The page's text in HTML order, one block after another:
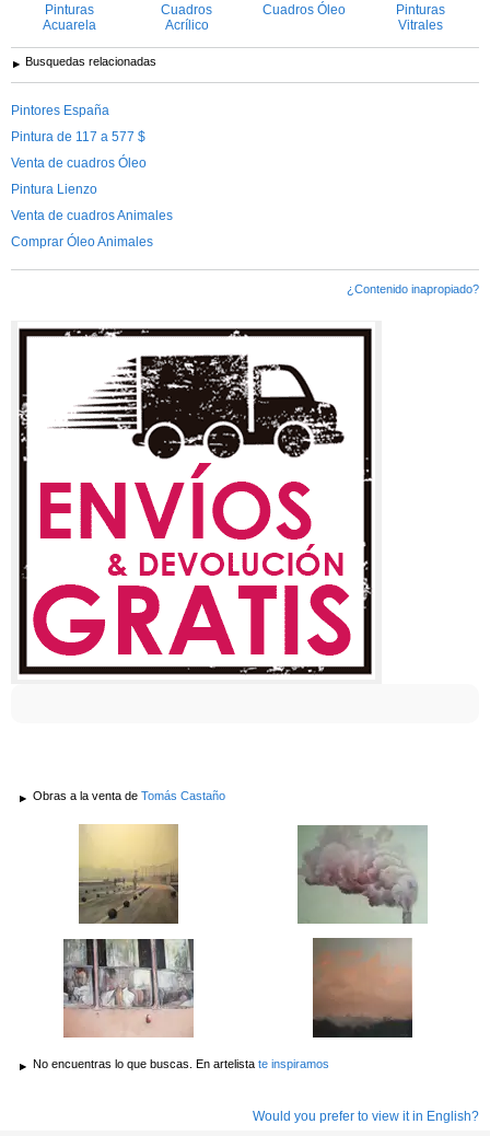
Pinturas
Acuarela
Cuadros
Acrílico
Cuadros Óleo
Pinturas
Vitrales
Busquedas relacionadas
Pintores España
Pintura de 117 a 577 $
Venta de cuadros Óleo
Pintura Lienzo
Venta de cuadros Animales
Comprar Óleo Animales
¿Contenido inapropiado?
Obras a la venta de Tomás Castaño
No encuentras lo que buscas. En artelista te inspiramos
Would you prefer to view it in English?